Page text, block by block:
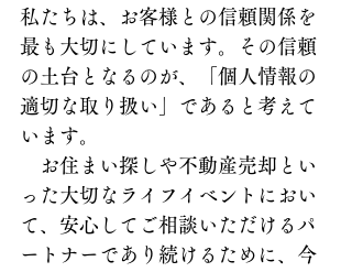
私たちは、お客様との信頼関係を
最も大切にしています。その信頼
の土台となるのが、「個人情報の
適切な取り扱い」であると考えて
います。
お住まい探しや不動産売却とい
った大切なライフイベントにおい
て、安心してご相談いただけるパ
ートナーであり続けるために、今